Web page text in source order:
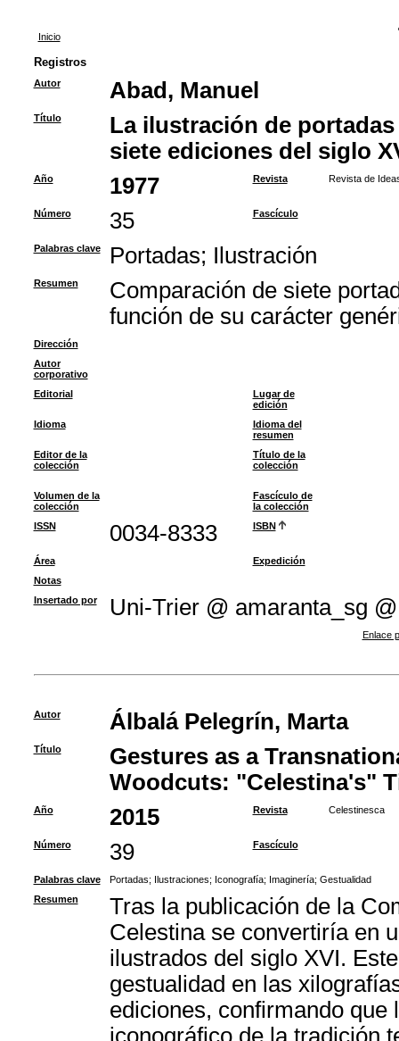
Inicio
Registros
Autor Abad, Manuel
Título
La ilustración de
siete ediciones del siglo
Año 1977 Revista Revista de
Número 35 Fascículo
Palabras clave Portadas; Ilustración
Resumen
Comparación de siete
función de su carácter
Dirección
Autor
corporativo
Editorial
Lugar de
edición
Idioma
Idioma del
resumen
Editor de la
colección
Título de la
colección
Volumen de la
colección
Fascículo de
la colección
ISSN
0034-8333 ISBN
Área
Expedición
Notas
Insertado por
Uni-Trier @ amaranta_sg @
Enlace
Autor Álbalá Pelegrín, Marta
Título
Gestures as a
Woodcuts: "Celestina's"
Año 2015 Revista Celestinesca
Número 39 Fascículo
Palabras clave Portadas; Ilustraciones; Iconografía; Imaginería; Gestualidad
Resumen
Tras la publicación de la
Celestina se convertiría en
ilustrados del siglo XVI.
gestualidad en las
ediciones, confirmando
iconográfico de la tradición